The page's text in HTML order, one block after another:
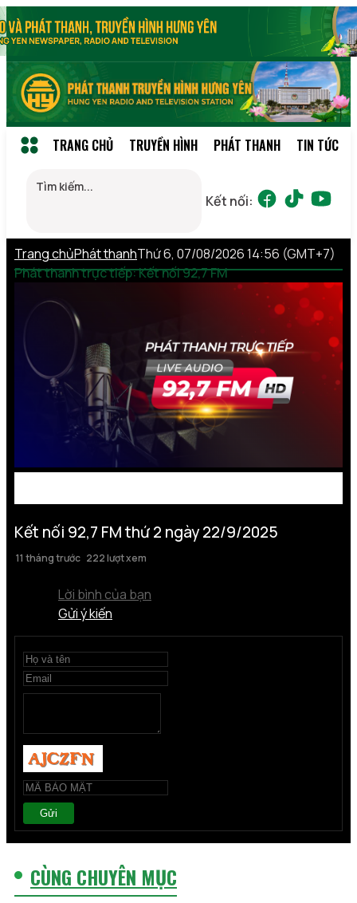
TRANG CHỦ TRUYỀN HÌNH PHÁT THANH TIN TỨC
Kết nối:
Trang chủPhát thanh
Phát thanh trực tiếp: Kết nối 92,7 FM
Thứ 6, 07/08/2026 14:56 (GMT+7)
Kết nối 92,7 FM thứ 2 ngày 22/9/2025
11 tháng trước 222 lượt xem
Lời bình của bạn
Gửi ý kiến
Gửi
CÙNG CHUYÊN MỤC